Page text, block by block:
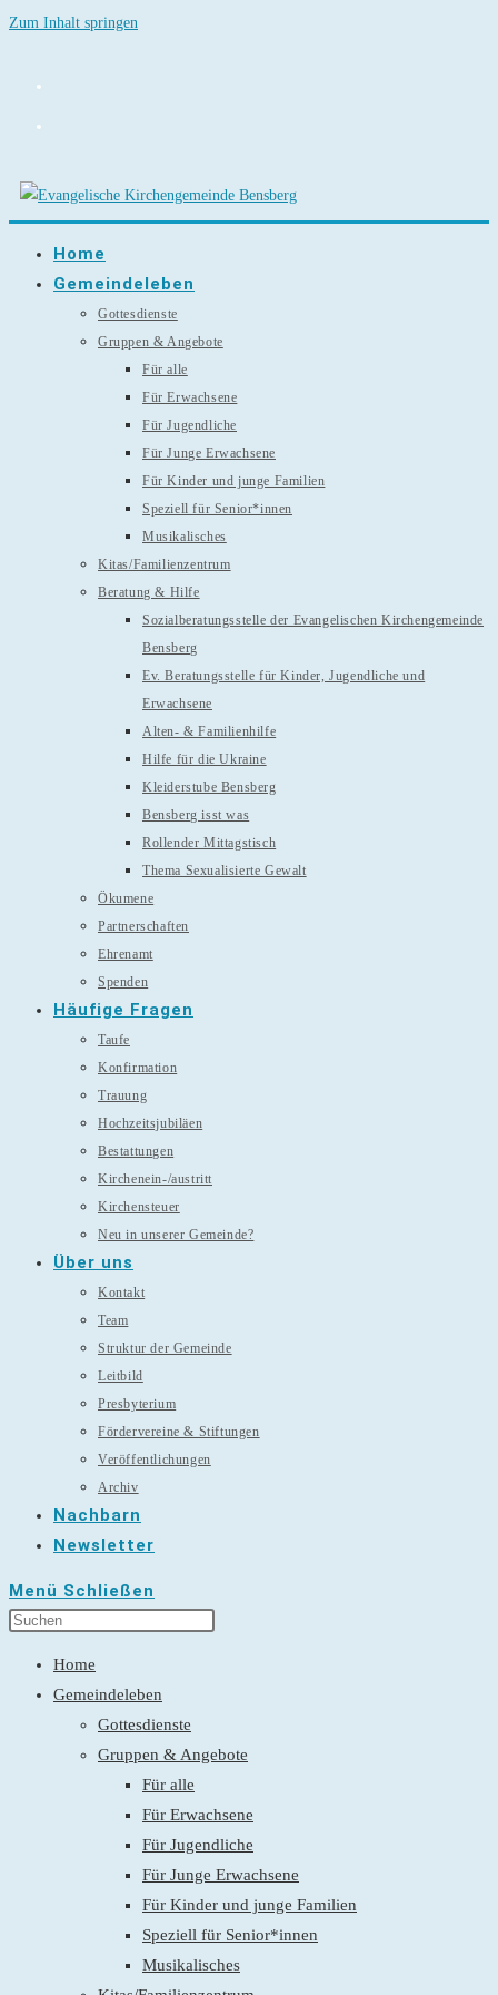
Zum Inhalt springen
Home
Gemeindeleben
Gottesdienste
Gruppen & Angebote
Für alle
Für Erwachsene
Für Jugendliche
Für Junge Erwachsene
Für Kinder und junge Familien
Speziell für Senior*innen
Musikalisches
Kitas/Familienzentrum
Beratung & Hilfe
Sozialberatungsstelle der Evangelischen Kirchengemeinde
Bensberg
Ev. Beratungsstelle für Kinder, Jugendliche und
Erwachsene
Alten- & Familienhilfe
Hilfe für die Ukraine
Kleiderstube Bensberg
Bensberg isst was
Rollender Mittagstisch
Thema Sexualisierte Gewalt
Ökumene
Partnerschaften
Ehrenamt
Spenden
Häufige Fragen
Taufe
Konfirmation
Trauung
Hochzeitsjubiläen
Bestattungen
Kirchenein-/austritt
Kirchensteuer
Neu in unserer Gemeinde?
Über uns
Kontakt
Team
Struktur der Gemeinde
Leitbild
Presbyterium
Fördervereine & Stiftungen
Veröffentlichungen
Archiv
Nachbarn
Newsletter
Menü Schließen
Home
Gemeindeleben
Gottesdienste
Gruppen & Angebote
Für alle
Für Erwachsene
Für Jugendliche
Für Junge Erwachsene
Für Kinder und junge Familien
Speziell für Senior*innen
Musikalisches